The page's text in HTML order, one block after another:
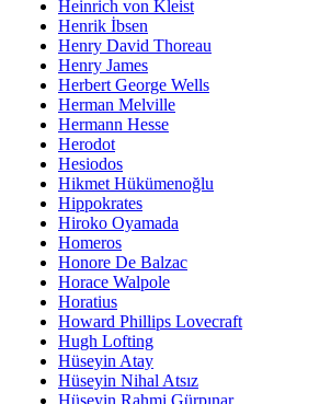
Heinrich von Kleist
Henrik İbsen
Henry David Thoreau
Henry James
Herbert George Wells
Herman Melville
Hermann Hesse
Herodot
Hesiodos
Hikmet Hükümenoğlu
Hippokrates
Hiroko Oyamada
Homeros
Honore De Balzac
Horace Walpole
Horatius
Howard Phillips Lovecraft
Hugh Lofting
Hüseyin Atay
Hüseyin Nihal Atsız